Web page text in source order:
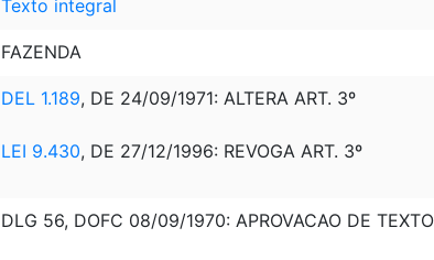
Texto integral
FAZENDA
DEL 1.189, DE 24/09/1971: ALTERA ART. 3º
LEI 9.430, DE 27/12/1996: REVOGA ART. 3º
DLG 56, DOFC 08/09/1970: APROVACAO DE